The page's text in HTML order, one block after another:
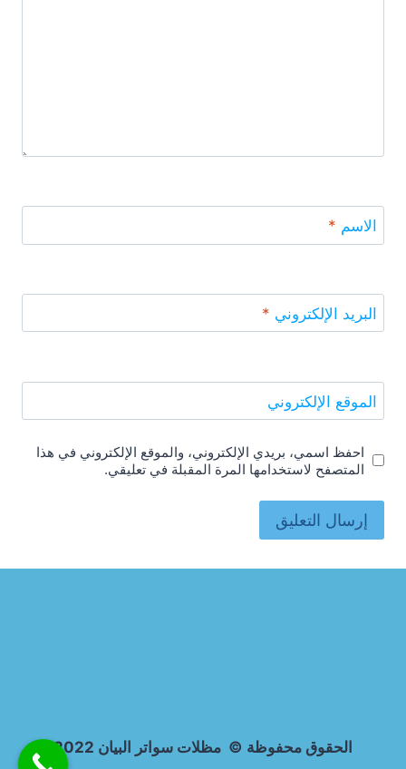
الاسم *
البريد الإلكتروني *
الموقع الإلكتروني
احفظ اسمي، بريدي الإلكتروني، والموقع الإلكتروني في هذا
المتصفح لاستخدامها المرة المقبلة في تعليقي.
الحقوق محفوظة © مظلات سواتر البيان 2022